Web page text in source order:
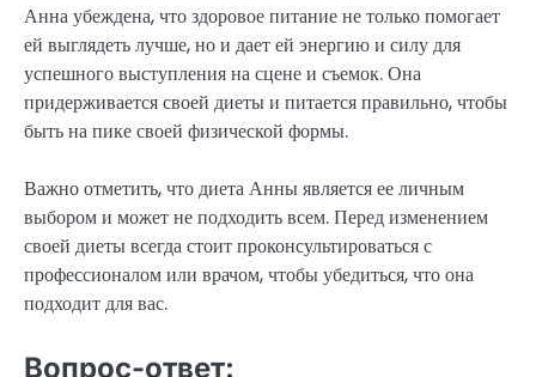
Анна убеждена, что здоровое питание не только помогает
ей выглядеть лучше, но и дает ей энергию и силу для
успешного выступления на сцене и съемок. Она
придерживается своей диеты и питается правильно, чтобы
быть на пике своей физической формы.
Важно отметить, что диета Анны является ее личным
выбором и может не подходить всем. Перед изменением
своей диеты всегда стоит проконсультироваться с
профессионалом или врачом, чтобы убедиться, что она
подходит для вас.
Вопрос-ответ: